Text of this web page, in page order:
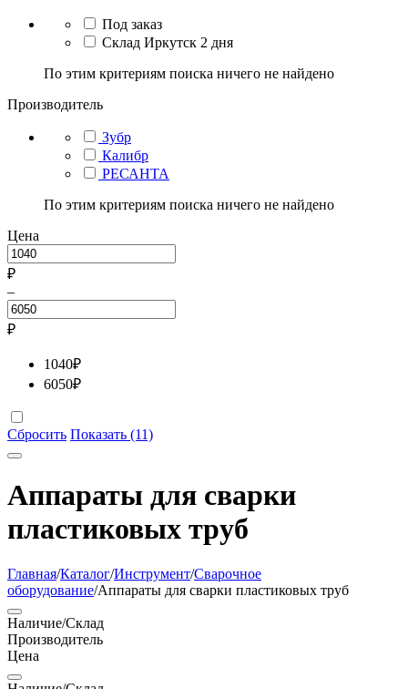
Под заказ
Склад Иркутск 2 дня
По этим критериям поиска ничего не найдено
Производитель
Зубр
Калибр
РЕСАНТА
По этим критериям поиска ничего не найдено
Цена
₽
–
₽
1040₽
6050₽
Сбросить Показать (11)
Аппараты для сварки
пластиковых труб
Главная/Каталог/Инструмент/Сварочное
оборудование/Аппараты для сварки пластиковых труб
Наличие/Склад
Производитель
Цена